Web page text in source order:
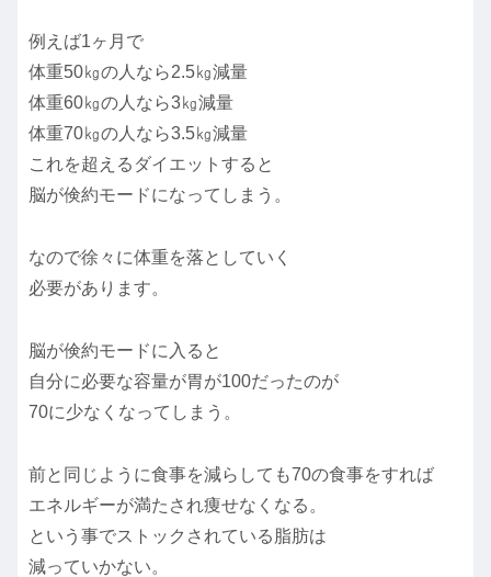
例えば1ヶ月で
体重50㎏の人なら2.5㎏減量
体重60㎏の人なら3㎏減量
体重70㎏の人なら3.5㎏減量
これを超えるダイエットすると
脳が倹約モードになってしまう。
なので徐々に体重を落としていく
必要があります。
脳が倹約モードに入ると
自分に必要な容量が胃が100だったのが
70に少なくなってしまう。
前と同じように食事を減らしても70の食事をすれば
エネルギーが満たされ痩せなくなる。
という事でストックされている脂肪は
減っていかない。